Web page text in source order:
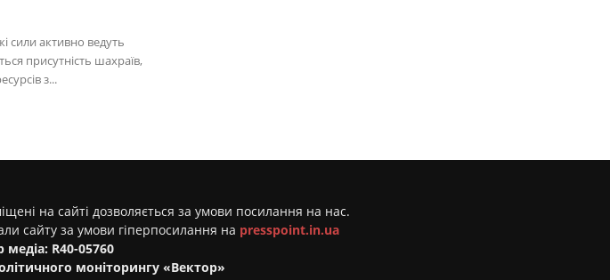
сили активно ведуть
присутність шахраїв,
з...
на сайті дозволяється за умови посилання на нас.
сайту за умови гіперпосилання на presspoint.in.ua
медіа: R40-05760
моніторингу «Вектор»